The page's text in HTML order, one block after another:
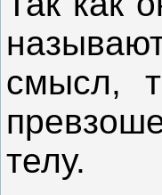
смысл,
телу.